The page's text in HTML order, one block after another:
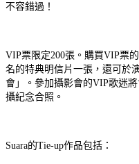
不容錯過！
VIP票限定200張。購買VIP票
名的特典明信片一張，還可於
會」。參加攝影會的VIP歌迷
攝紀念合照。
Suara的Tie-up作品包括：